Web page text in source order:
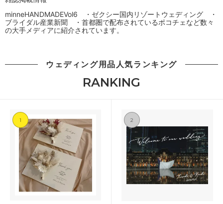
minneHANDMADEVol6 ・ゼクシー国内リゾートウェディング ・
ブライダル産業新聞 ・首都圏で配布されているポコチェなど数々
の大手メディアに紹介されています。
ウェディング用品人気ランキング
RANKING
1 2